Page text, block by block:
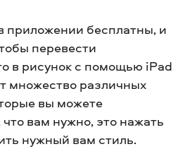
бесплатны, и
перевести
в рисунок с помощью iPad
множество различных
вы можете
вам нужно, это нажать
нужный вам стиль.